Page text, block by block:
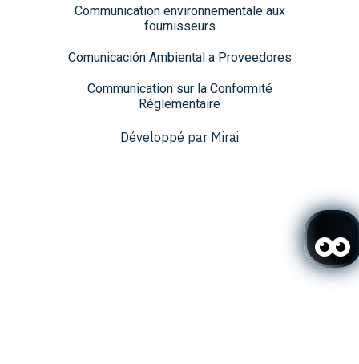
Communication environnementale aux
fournisseurs
Comunicación Ambiental a Proveedores
Communication sur la Conformité
Réglementaire
Développé par Mirai